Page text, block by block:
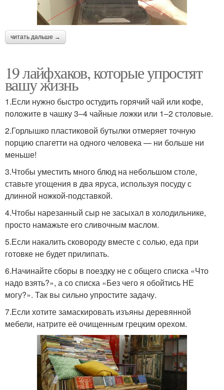
читать дальше →
19 лайфхаков, которые упростят
вашу жизнь
1.Если нужно быстро остудить горячий чай или кофе,
положите в чашку 3–4 чайные ложки или 1–2 столовые.
2.Горлышко пластиковой бутылки отмеряет точную
порцию спагетти на одного человека — ни больше ни
меньше!
3.Чтобы уместить много блюд на небольшом столе,
ставьте угощения в два яруса, используя посуду с
длинной ножкой-подставкой.
4.Чтобы нарезанный сыр не засыхал в холодильнике,
просто намажьте его сливочным маслом.
5.Если накалить сковороду вместе с солью, еда при
готовке не будет прилипать.
6.Начинайте сборы в поездку не с общего списка «Что
надо взять?», а со списка «Без чего я обойтись НЕ
могу?». Так вы сильно упростите задачу.
7.Если хотите замаскировать изъяны деревянной
мебели, натрите её очищенным грецким орехом.